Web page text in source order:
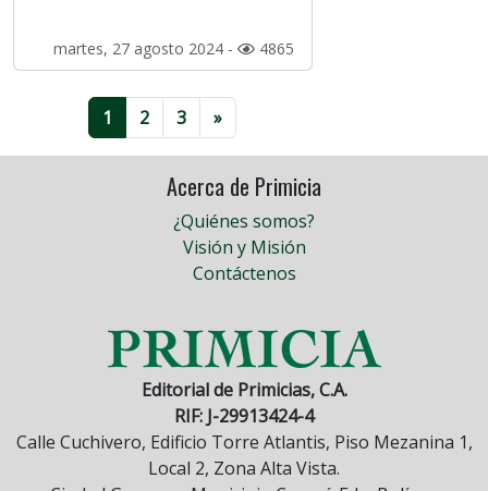
martes, 27 agosto 2024 - 4865
1 2 3 »
Acerca de Primicia
¿Quiénes somos?
Visión y Misión
Contáctenos
Editorial de Primicias, C.A.
RIF: J-29913424-4
Calle Cuchivero, Edificio Torre Atlantis, Piso Mezanina 1,
Local 2, Zona Alta Vista.